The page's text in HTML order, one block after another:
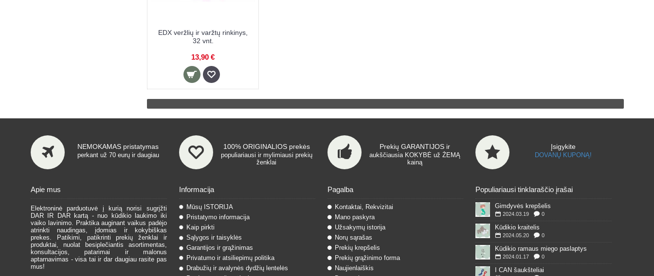
EDX veržlių ir varžtų rinkinys,
32 vnt.
13,90 €
NEMOKAMAS pristatymas
perkant už 70 eurų ir daugiau
100% ORIGINALIOS prekės
populiariausi ir mylimiausi prekių
ženklai
Prekių GARANTIJOS ir
aukščiausia KOKYBĖ už ŽEMĄ
kainą
Įsigykite
DOVANŲ KUPONĄ!
Apie mus
Elektroninė parduotuvė į kurią norisi sugrįžti
DAR IR DAR kartą - nuo kūdikio laukimo iki
vaiko lavinimo. Praktika auginant vaikus padėjo
atrinkti naudingas, įdomias ir kokybiškas
prekes. Patikimi, patikrinti prekių ženklai ir
produktai, nuolat besiplečiantis asortimentas,
konsultacijos, patarimai ir malonus
aptarnavimas - visa tai ir dar daugiau rasite pas
mus!
Informacija
Mūsų ISTORIJA
Pristatymo informacija
Kaip pirkti
Sąlygos ir taisyklės
Garantijos ir grąžinimas
Privatumo ir atsiliepimų politika
Drabužių ir avalynės dydžių lentelės
Pagalba
Kontaktai, Rekvizitai
Mano paskyra
Užsakymų istorija
Norų sąrašas
Prekių krepšelis
Prekių grąžinimo forma
Naujienlaiškis
Populiariausi tinklaraščio įrašai
Gimdyvės krepšelis
2024.03.19 0
Kūdikio kraitelis
2024.05.20 0
Kūdikio ramaus miego paslaptys
2024.01.17 0
I CAN šaukšteliai